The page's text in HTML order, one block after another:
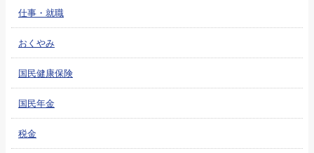
仕事・就職
おくやみ
国民健康保険
国民年金
税金